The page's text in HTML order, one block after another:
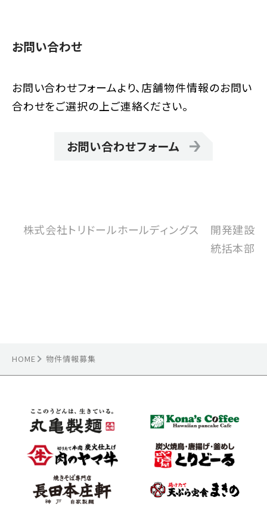
お問い合わせ
お問い合わせフォームより、店舗物件情報のお問い
合わせをご選択の上ご連絡ください。
お問い合わせフォーム
株式会社トリドールホールディングス 開発建設
統括本部
HOME 物件情報募集